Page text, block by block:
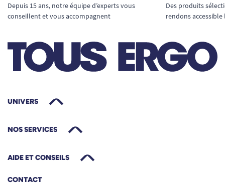
Depuis 15 ans, notre équipe d’experts vous
conseillent et vous accompagnent
Des produits
rendons
UNIVERS
NOS SERVICES
AIDE ET CONSEILS
CONTACT